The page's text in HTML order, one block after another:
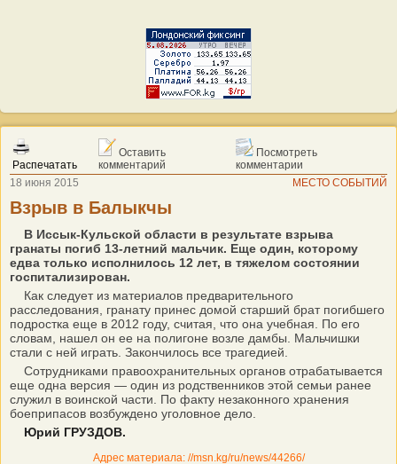
Распечатать
Оставить
комментарий
Посмотреть
комментарии
18 июня 2015
МЕСТО СОБЫТИЙ
Взрыв в Балыкчы
В Иссык-Кульской области в результате взрыва
гранаты погиб 13-летний мальчик. Еще один, которому
едва только исполнилось 12 лет, в тяжелом состоянии
госпитализирован.
Как следует из материалов предварительного
расследования, гранату принес домой старший брат погибшего
подростка еще в 2012 году, считая, что она учебная. По его
словам, нашел он ее на полигоне возле дамбы. Мальчишки
стали с ней играть. Закончилось все трагедией.
Сотрудниками правоохранительных органов отрабатывается
еще одна версия — один из родственников этой семьи ранее
служил в воинской части. По факту незаконного хранения
боеприпасов возбуждено уголовное дело.
Юрий ГРУЗДОВ.
Адрес материала: //msn.kg/ru/news/44266/